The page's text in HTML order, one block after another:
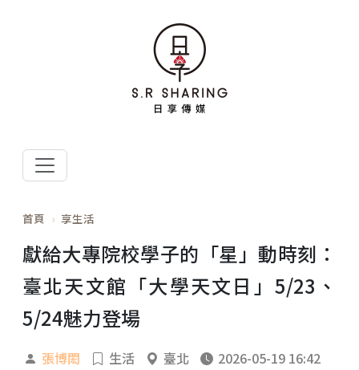
首頁 享生活
獻給大專院校學子的「星」動時刻：
臺北天文館「大學天文日」5/23、
5/24魅力登場
張博閎 生活 臺北
2026-05-19 16:42